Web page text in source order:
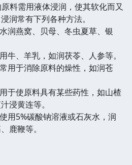
需用液体浸润，使其软化而又
润常有下列各种方法。
燕窝、贝母、冬虫夏草、银
、羊乳，如润茯苓、人参等。
于消除原料的燥性，如润苍
使原料具有某些药性，如山楂
浸黄连等。
5%碳酸钠溶液或石灰水，润
鹿鞭等。